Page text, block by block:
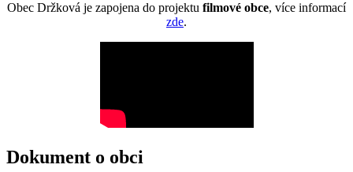
Obec Držková je zapojena do projektu filmové obce, více informací
zde.
Dokument o obci